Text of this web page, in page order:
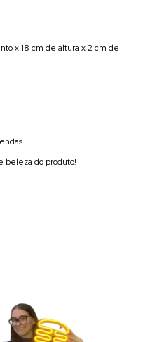
x 18 cm de altura x 2 cm de
beleza do produto!